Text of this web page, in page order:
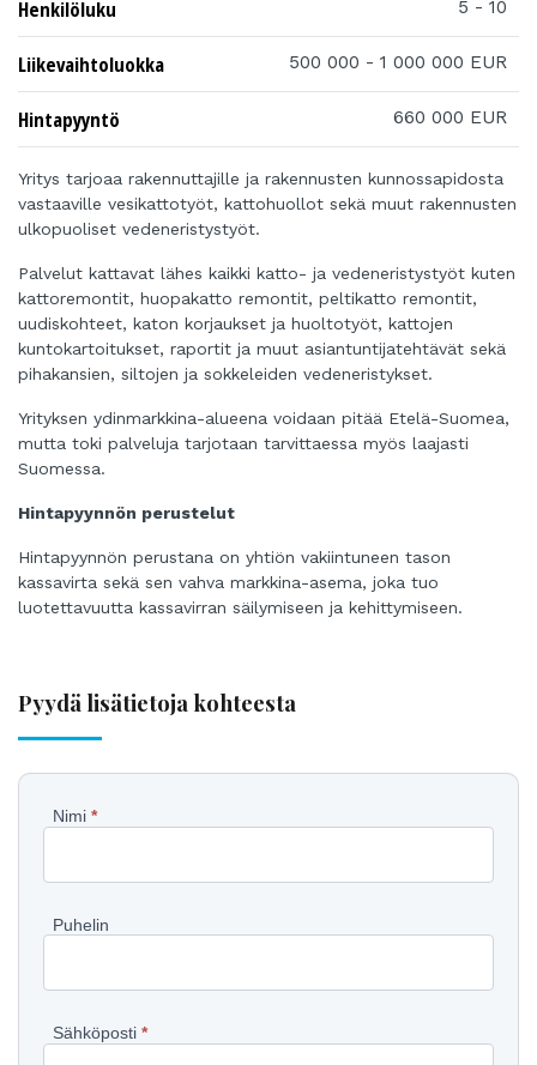
Henkilöluku 5 - 10
Liikevaihtoluokka 500 000 - 1 000 000 EUR
Hintapyyntö 660 000 EUR
Yritys tarjoaa rakennuttajille ja rakennusten kunnossapidosta
vastaaville vesikattotyöt, kattohuollot sekä muut rakennusten
ulkopuoliset vedeneristystyöt.
Palvelut kattavat lähes kaikki katto- ja vedeneristystyöt kuten
kattoremontit, huopakatto remontit, peltikatto remontit,
uudiskohteet, katon korjaukset ja huoltotyöt, kattojen
kuntokartoitukset, raportit ja muut asiantuntijatehtävät sekä
pihakansien, siltojen ja sokkeleiden vedeneristykset.
Yrityksen ydinmarkkina-alueena voidaan pitää Etelä-Suomea,
mutta toki palveluja tarjotaan tarvittaessa myös laajasti
Suomessa.
Hintapyynnön perustelut
Hintapyynnön perustana on yhtiön vakiintuneen tason
kassavirta sekä sen vahva markkina-asema, joka tuo
luotettavuutta kassavirran säilymiseen ja kehittymiseen.
Pyydä lisätietoja kohteesta
Pyydä
Nimi *
Puhelin
Sähköposti *